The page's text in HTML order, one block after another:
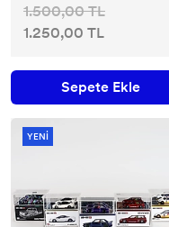
1.500,00 TL
1.250,00 TL
Sepete Ekle
YENİ